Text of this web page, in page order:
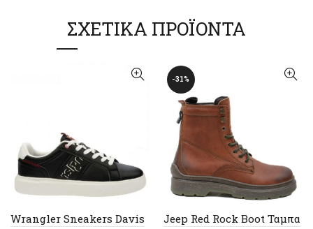
ΣΧΕΤΙΚΆ ΠΡΟΪΌΝΤΑ
Wrangler Sneakers Davis
-31%
Jeep Red Rock Boot Ταμπα